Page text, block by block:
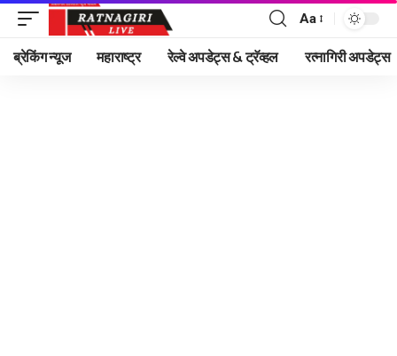
Font
Resizer
Aa
ब्रेकिंग न्यूज महाराष्ट्र रेल्वे अपडेट्स & ट्रॅव्हल रत्नागिरी अपडेट्स